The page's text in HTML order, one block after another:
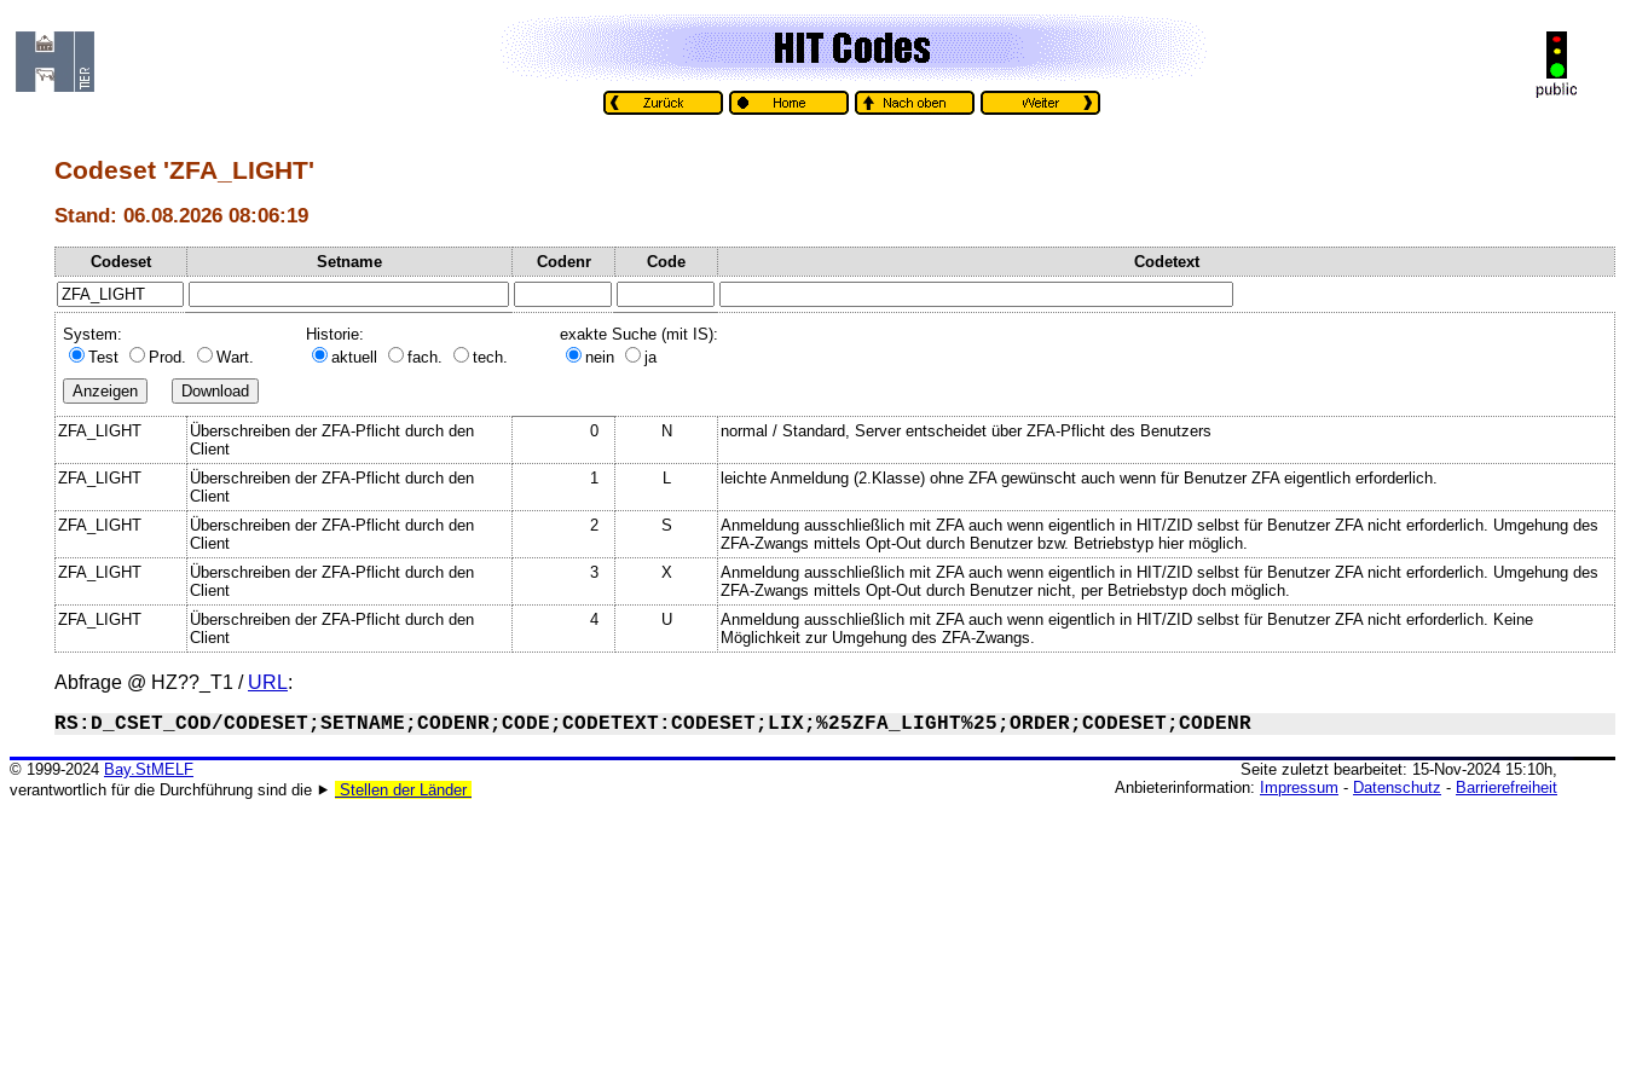
Codeset 'ZFA_LIGHT'
Stand: 06.08.2026 08:06:19
Codeset Setname Codenr Code Codetext
System:
Test
Prod. Wart.
Historie:
aktuell
fach. tech.
exakte Suche (mit IS):
nein
ja
ZFA_LIGHT
Überschreiben der ZFA-Pflicht durch den
Client
0 N normal / Standard, Server entscheidet über ZFA-Pflicht des Benutzers
ZFA_LIGHT
Überschreiben der ZFA-Pflicht durch den
Client
1 leichte Anmeldung (2.Klasse) ohne ZFA gewünscht auch wenn für Benutzer ZFA eigentlich erforderlich.
ZFA_LIGHT
Überschreiben der ZFA-Pflicht durch den
Client
2 S
Anmeldung ausschließlich mit ZFA auch wenn eigentlich in HIT/ZID selbst für Benutzer ZFA nicht erforderlich. Umgehung des
ZFA-Zwangs mittels Opt-Out durch Benutzer bzw. Betriebstyp hier möglich.
ZFA_LIGHT
Überschreiben der ZFA-Pflicht durch den
Client
3 X
Anmeldung ausschließlich mit ZFA auch wenn eigentlich in HIT/ZID selbst für Benutzer ZFA nicht erforderlich. Umgehung des
ZFA-Zwangs mittels Opt-Out durch Benutzer nicht, per Betriebstyp doch möglich.
ZFA_LIGHT
Überschreiben der ZFA-Pflicht durch den
Client
4 U
Anmeldung ausschließlich mit ZFA auch wenn eigentlich in HIT/ZID selbst für Benutzer ZFA nicht erforderlich. Keine
Möglichkeit zur Umgehung des ZFA-Zwangs.
Abfrage @ HZ??_T1 / URL:
RS:D_CSET_COD/CODESET;SETNAME;CODENR;CODE;CODETEXT:CODESET;LIX;%25ZFA_LIGHT%25;ORDER;CODESET;CODENR
Seite zuletzt bearbeitet: 15-Nov-2024 15:10h,
Anbieterinformation: Impressum - Datenschutz - Barrierefreiheit
© 1999-2024 Bay.StMELF
verantwortlich für die Durchführung sind die ⯈
Stellen der Länder